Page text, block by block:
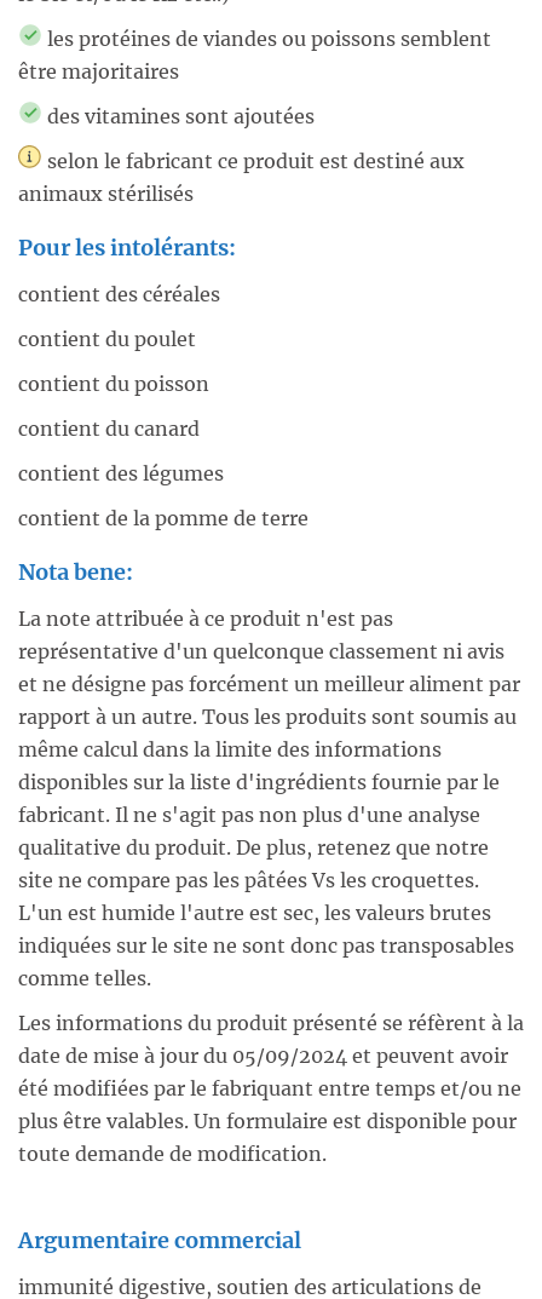
les protéines de viandes ou poissons semblent
être majoritaires
des vitamines sont ajoutées
selon le fabricant ce produit est destiné aux
animaux stérilisés
Pour les intolérants:
contient des céréales
contient du poulet
contient du poisson
contient du canard
contient des légumes
contient de la pomme de terre
Nota bene:
La note attribuée à ce produit n'est pas
représentative d'un quelconque classement ni avis
et ne désigne pas forcément un meilleur aliment par
rapport à un autre. Tous les produits sont soumis au
même calcul dans la limite des informations
disponibles sur la liste d'ingrédients fournie par le
fabricant. Il ne s'agit pas non plus d'une analyse
qualitative du produit. De plus, retenez que notre
site ne compare pas les pâtées Vs les croquettes.
L'un est humide l'autre est sec, les valeurs brutes
indiquées sur le site ne sont donc pas transposables
comme telles.
Les informations du produit présenté se réfèrent à la
date de mise à jour du 05/09/2024 et peuvent avoir
été modifiées par le fabriquant entre temps et/ou ne
plus être valables. Un formulaire est disponible pour
toute demande de modification.
Argumentaire commercial
immunité digestive, soutien des articulations de